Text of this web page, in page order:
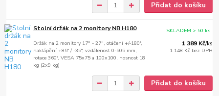
Přidat do košíku
Stolní držák na 2 monitory NB H180
Držák na 2 monitory 17" - 27", otáčení +/-180°,
naklápění +85° / -35°, vzdálenost 0-505 mm,
rotace 360°, VESA 75x75 a 100x100, nosnost 18
kg (2x9 kg)
1 389 Kč/ks
1 148 Kč bez DPH
SKLADEM > 50 ks
Přidat do košíku